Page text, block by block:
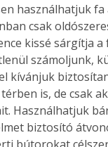
használhatjuk
csak
kissé sárgítja
számoljunk,
kívánjuk
is, de csak
Használhatjuk
biztosító
bútorokat